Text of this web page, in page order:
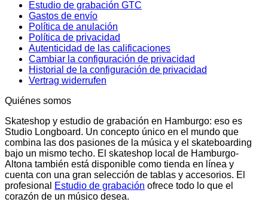
Estudio de grabación GTC
Gastos de envío
Política de anulación
Política de privacidad
Autenticidad de las calificaciones
Cambiar la configuración de privacidad
Historial de la configuración de privacidad
Vertrag widerrufen
Quiénes somos
Skateshop y estudio de grabación en Hamburgo: eso es
Studio Longboard. Un concepto único en el mundo que
combina las dos pasiones de la música y el skateboarding
bajo un mismo techo. El skateshop local de Hamburgo-
Altona también está disponible como tienda en línea y
cuenta con una gran selección de tablas y accesorios. El
profesional
Estudio de grabación ofrece todo lo que el
corazón de un músico desea.